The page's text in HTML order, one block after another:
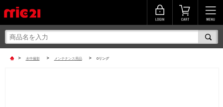
> 水中撮影 > メンテナンス用品 > Oリング